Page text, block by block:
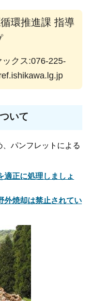
環推進課 指導
クス:076-225-
いて
パンフレットによる
適正に処理しましょ
外焼却は禁止されてい